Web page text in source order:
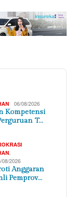
06/08/2026
Kompetensi
T…
08/2026
Anggaran
Pemprov…